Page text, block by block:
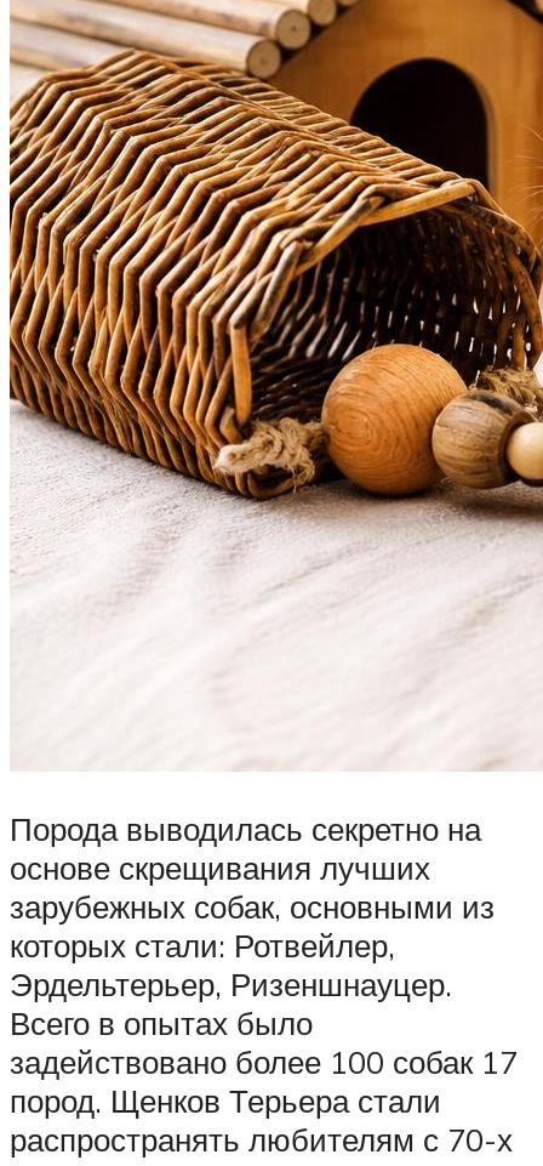
Порода выводилась секретно на
основе скрещивания лучших
зарубежных собак, основными из
которых стали: Ротвейлер,
Эрдельтерьер, Ризеншнауцер.
Всего в опытах было
задействовано более 100 собак 17
пород. Щенков Терьера стали
распространять любителям с 70-х